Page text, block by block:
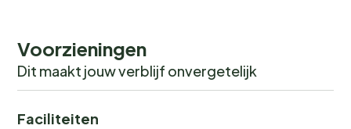
Voorzieningen
Dit maakt jouw verblijf onvergetelijk
Faciliteiten